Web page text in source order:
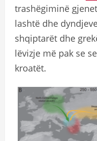
trashëgiminë
lashtë dhe
shqiptarët dhe
lëvizje më pak se
kroatët.